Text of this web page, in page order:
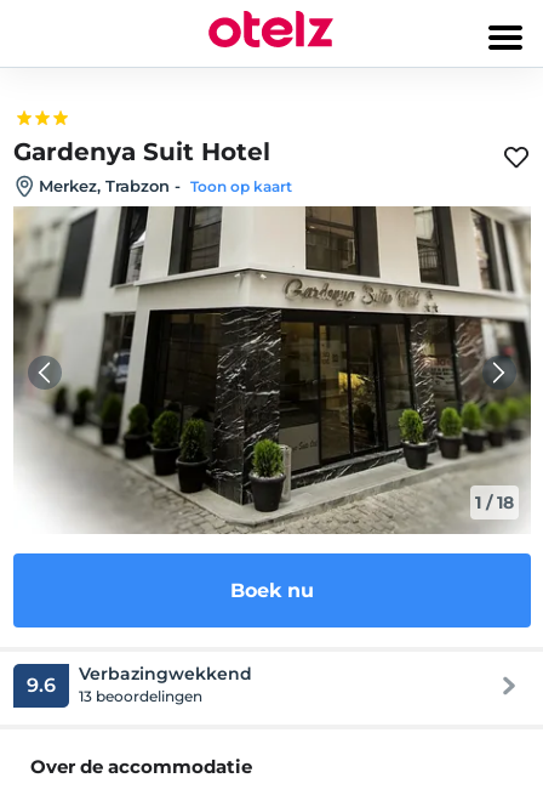
Gardenya Suit Hotel
Merkez, Trabzon - Toon op kaart
1 /18
Boek nu
9.6 Verbazingwekkend
13 beoordelingen
Over de accommodatie